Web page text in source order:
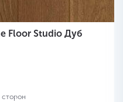
Floor Studio Дуб